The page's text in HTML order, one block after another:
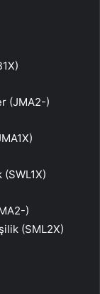
(JMA2-)
)
(SML2X)